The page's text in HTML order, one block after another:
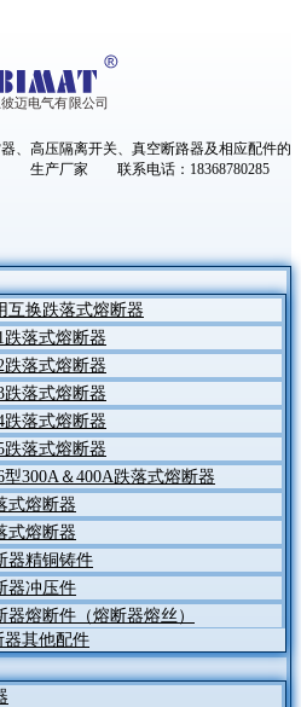
、高压隔离开关、真空断路器及相应配件的
生产厂家 联系电话：18368780285
互换跌落式熔断器
跌落式熔断器
跌落式熔断器
跌落式熔断器
跌落式熔断器
跌落式熔断器
型300A＆400A跌落式熔断器
式熔断器
式熔断器
器精铜铸件
器冲压件
器熔断件（熔断器熔丝）
器其他配件